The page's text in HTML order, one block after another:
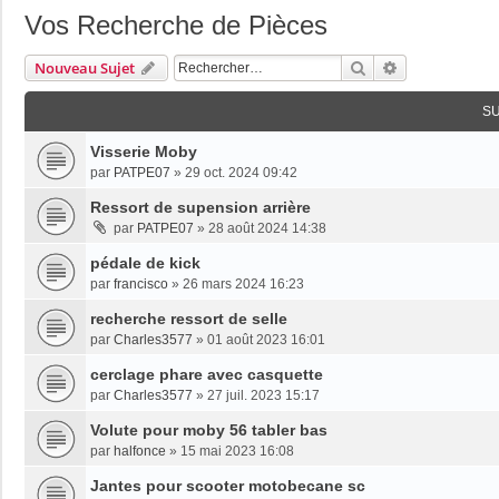
Vos Recherche de Pièces
Nouveau Sujet Rechercher
Visserie Moby
par PATPE07 » 29 oct. 2024 09:42
Ressort de supension arrière
par PATPE07 » 28 août 2024 14:38
pédale de kick
par francisco » 26 mars 2024 16:23
recherche ressort de selle
par Charles3577 » 01 août 2023 16:01
cerclage phare avec casquette
par Charles3577 » 27 juil. 2023 15:17
Volute pour moby 56 tabler bas
par halfonce » 15 mai 2023 16:08
Jantes pour scooter motobecane sc